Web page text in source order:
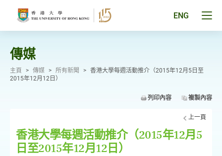
ENG
傳媒
主頁 > 傳媒 > 所有新聞 > 香港大學每週活動推介（2015年12月5日至
2015年12月12日）
列印內容 複製內容
上一頁
香港大學每週活動推介（2015年12月5
日至2015年12月12日）